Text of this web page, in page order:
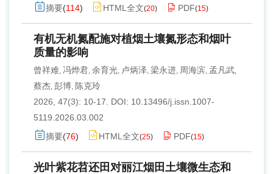
摘要(114) HTML全文(20) PDF(15)
有机无机氮配施对植烟土壤氮形态和烟叶
质量的影响
曾祥难, 冯烨君, 余育光, 卢炳泽, 梁永进, 周海滨, 孟凡武,
蔡杰, 彭博, 陈克玲
2026, 47(3): 10-17.
DOI: 10.13496/j.issn.1007-
5119.2026.03.002
摘要(76) HTML全文(25) PDF(15)
光叶紫花苕还田对丽江烟田土壤微生态和